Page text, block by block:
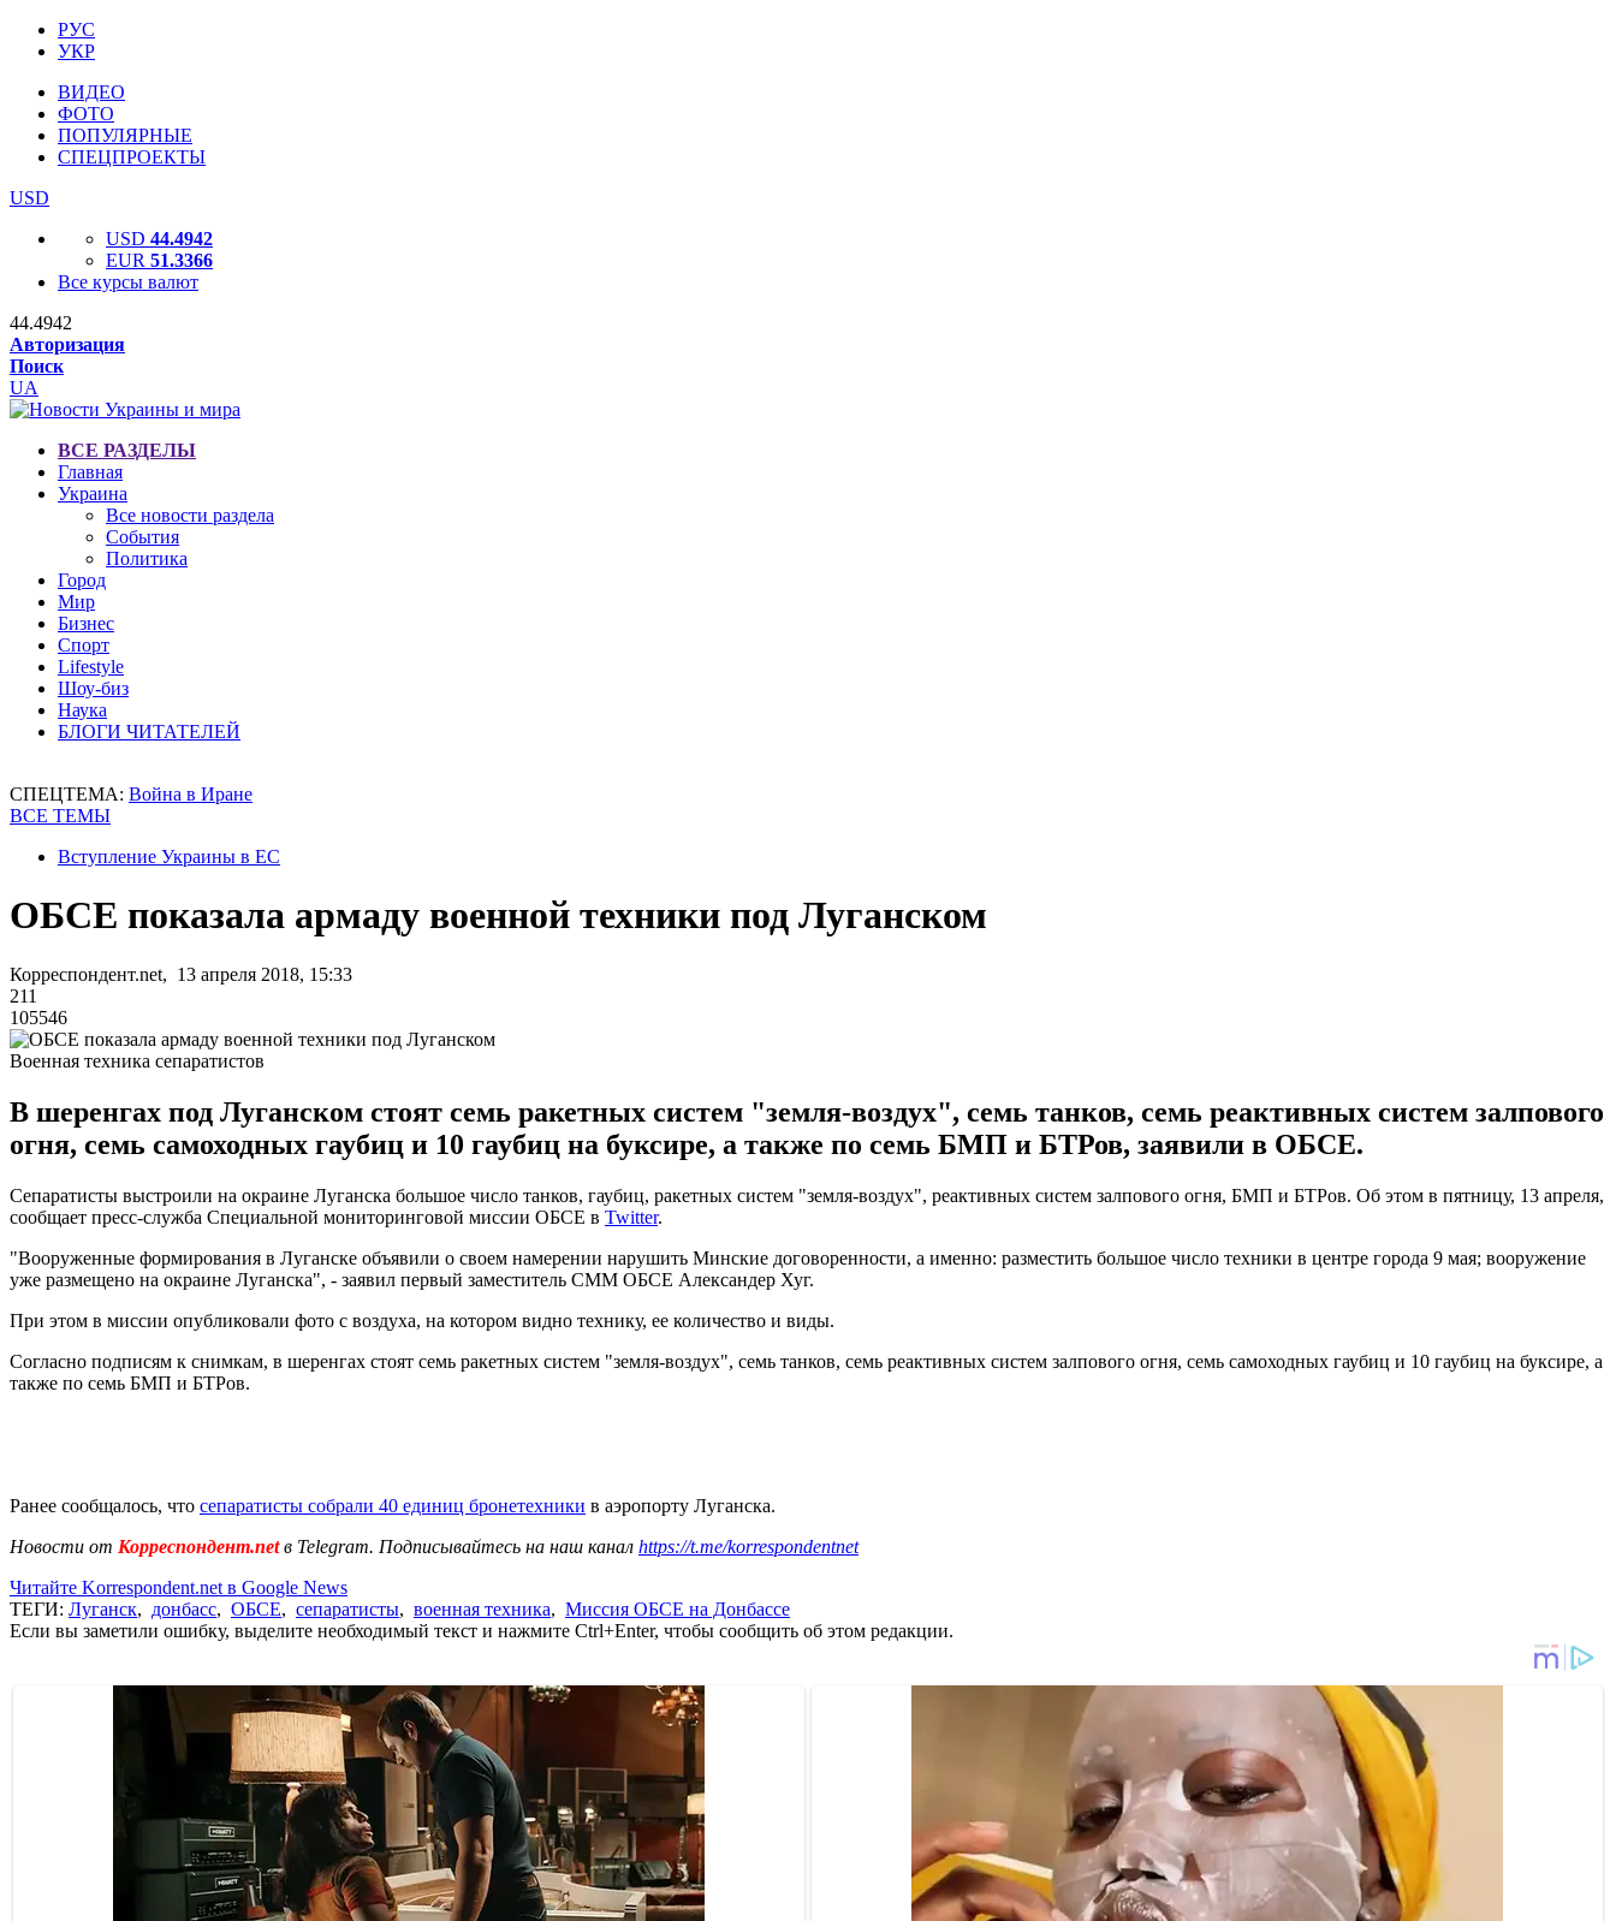
РУС
УКР
ВИДЕО
ФОТО
ПОПУЛЯРНЫЕ
СПЕЦПРОЕКТЫ
USD
USD 44.4942
EUR 51.3366
Все курсы валют
44.4942
Авторизация
Поиск
UA
ВСЕ РАЗДЕЛЫ
Главная
Украина
Все новости раздела
События
Политика
Город
Мир
Бизнес
Спорт
Lifestyle
Шоу-биз
Наука
БЛОГИ ЧИТАТЕЛЕЙ
СПЕЦТЕМА: Война в Иране
ВСЕ ТЕМЫ
Вступление Украины в ЕС
ОБСЕ показала армаду военной техники под Луганском
Корреспондент.net, 13 апреля 2018, 15:33
211
105546
Военная техника сепаратистов
В шеренгах под Луганском стоят семь ракетных систем "земля-воздух", семь танков, семь реактивных систем залпового
огня, семь самоходных гаубиц и 10 гаубиц на буксире, а также по семь БМП и БТРов, заявили в ОБСЕ.
Сепаратисты выстроили на окраине Луганска большое число танков, гаубиц, ракетных систем "земля-воздух", реактивных систем залпового огня, БМП и БТРов. Об этом в пятницу, 13 апреля,
сообщает пресс-служба Специальной мониторинговой миссии ОБСЕ в Twitter.
"Вооруженные формирования в Луганске объявили о своем намерении нарушить Минские договоренности, а именно: разместить большое число техники в центре города 9 мая; вооружение
уже размещено на окраине Луганска", - заявил первый заместитель СММ ОБСЕ Александер Хуг.
При этом в миссии опубликовали фото с воздуха, на котором видно технику, ее количество и виды.
Согласно подписям к снимкам, в шеренгах стоят семь ракетных систем "земля-воздух", семь танков, семь реактивных систем залпового огня, семь самоходных гаубиц и 10 гаубиц на буксире, а
также по семь БМП и БТРов.
Ранее сообщалось, что сепаратисты собрали 40 единиц бронетехники в аэропорту Луганска.
Новости от Корреспондент.netв Telegram. Подписывайтесь на наш канал https://t.me/korrespondentnet
Читайте Korrespondent.net в Google News
ТЕГИ: Луганск, донбасс, ОБСЕ, сепаратисты, военная техника, Миссия ОБСЕ на Донбассе
Если вы заметили ошибку, выделите необходимый текст и нажмите Ctrl+Enter, чтобы сообщить об этом редакции.